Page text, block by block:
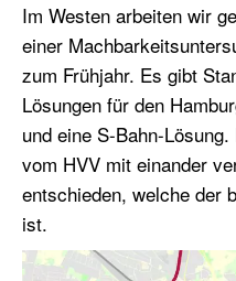
Im Westen arbeiten wir
einer
zum Frühjahr. Es gibt
Lösungen für den
und eine S-Bahn-
vom HVV mit einander
entschieden, welche der
ist.